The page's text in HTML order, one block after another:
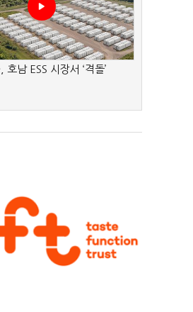
호남 ESS 시장서 ‘격돌’